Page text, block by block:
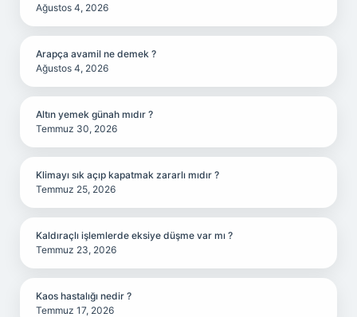
Ağustos 4, 2026
Arapça avamil ne demek ?
Ağustos 4, 2026
Altın yemek günah mıdır ?
Temmuz 30, 2026
Klimayı sık açıp kapatmak zararlı mıdır ?
Temmuz 25, 2026
Kaldıraçlı işlemlerde eksiye düşme var mı ?
Temmuz 23, 2026
Kaos hastalığı nedir ?
Temmuz 17, 2026